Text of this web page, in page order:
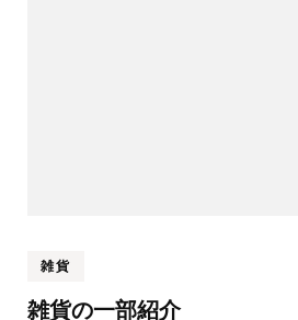
雑貨
雑貨の一部紹介